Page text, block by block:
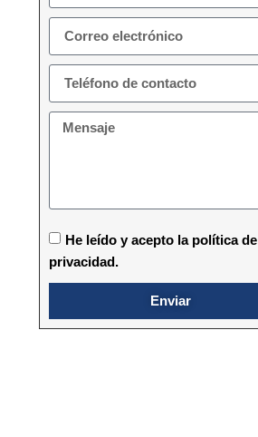
He leído y acepto la política de
privacidad.
Enviar